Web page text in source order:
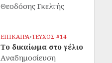
Θεοδόσης Γκελτής
ΕΠΙΚΑΙΡΑ•ΤΕΥΧΟΣ #14
Το δικαίωμα στο γέλιο
Αναδημοσίευση